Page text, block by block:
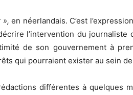
», en néerlandais. C’est
l’intervention du
de son gouvernement à
qui pourraient exister au sein
différentes à quelques